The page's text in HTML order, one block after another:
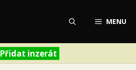
MENU
Přidat inzerát